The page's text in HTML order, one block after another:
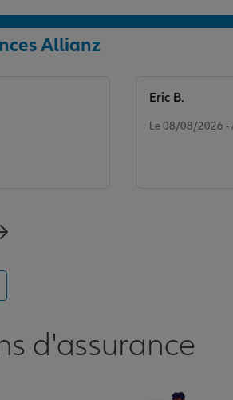
Allianz
Le 08/08/2026 -
Eric B.
d'assurance